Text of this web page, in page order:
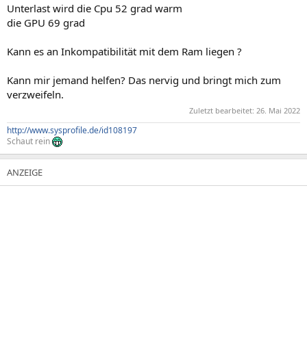
Unterlast wird die Cpu 52 grad warm
die GPU 69 grad
Kann es an Inkompatibilität mit dem Ram liegen ?
Kann mir jemand helfen? Das nervig und bringt mich zum
verzweifeln.
Zuletzt bearbeitet: 26. Mai 2022
http://www.sysprofile.de/id108197
Schaut rein